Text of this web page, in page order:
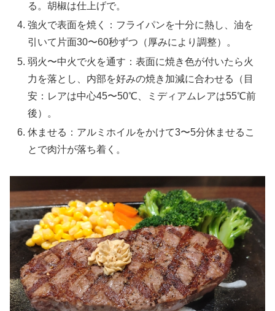
る。胡椒は仕上げで。
強火で表面を焼く：フライパンを十分に熱し、油を
引いて片面30〜60秒ずつ（厚みにより調整）。
弱火〜中火で火を通す：表面に焼き色が付いたら火
力を落とし、内部を好みの焼き加減に合わせる（目
安：レアは中心45〜50℃、ミディアムレアは55℃前
後）。
休ませる：アルミホイルをかけて3〜5分休ませるこ
とで肉汁が落ち着く。